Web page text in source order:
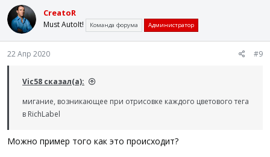
CreatoR
Must AutoIt! Команда форума Администратор
22 Апр 2020 #9
Vic58 сказал(а):
мигание, возникающее при отрисовке каждого цветового тега
в RichLabel
Можно пример того как это происходит?